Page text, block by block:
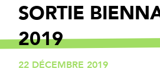
SORTIE
2019
22 DÉCEMBRE 2019